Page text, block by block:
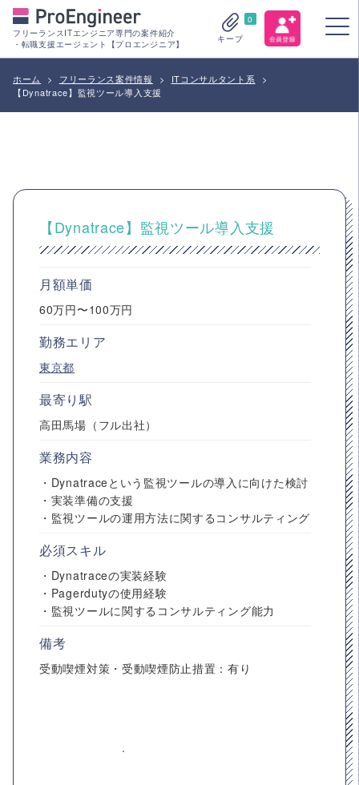
フリーランスITエンジニア専門の案件紹介
・転職支援エージェント【プロエンジニア】
0
キープ
ホーム > フリーランス案件情報 > ITコンサルタント系
>
【Dynatrace】監視ツール導入支援
【Dynatrace】監視ツール導入支援
月額単価
60万円〜100万円
勤務エリア
東京都
最寄り駅
高田馬場（フル出社）
業務内容
・Dynatraceという監視ツールの導入に向けた検討
・実装準備の支援
・監視ツールの運用方法に関するコンサルティング
必須スキル
・Dynatraceの実装経験
・Pagerdutyの使用経験
・監視ツールに関するコンサルティング能力
備考
受動喫煙対策・受動喫煙防止措置：有り